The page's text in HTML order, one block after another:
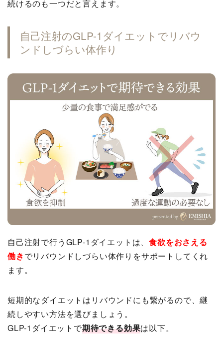
続けるのも一つだと言えます。
自己注射のGLP-1ダイエットでリバウ
ンドしづらい体作り
自己注射で行うGLP-1ダイエットは、食欲をおさえる
働きでリバウンドしづらい体作りをサポートしてくれ
ます。
短期的なダイエットはリバウンドにも繋がるので、継
続しやすい方法を選びましょう。
GLP-1ダイエットで期待できる効果は以下。